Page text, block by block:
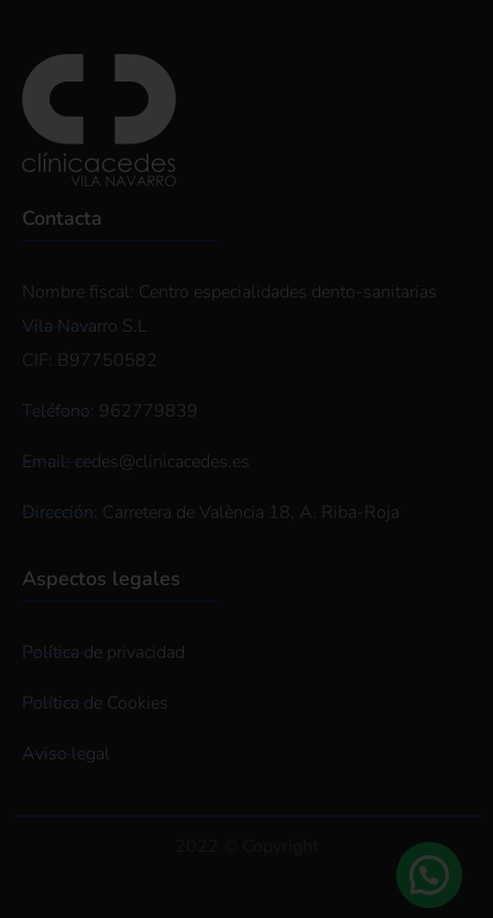
Contacta
Nombre fiscal: Centro especialidades dento-sanitarias
Vila Navarro S.L
CIF: B97750582
Teléfono: 962779839
Email: cedes@clinicacedes.es
Dirección: Carretera de València 18, A. Riba-Roja
Aspectos legales
Política de privacidad
Política de Cookies
Aviso legal